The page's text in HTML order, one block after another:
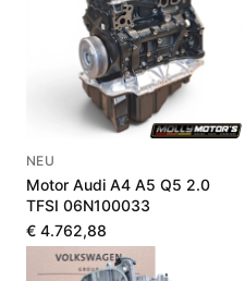
NEU
Motor Audi A4 A5 Q5 2.0
TFSI 06N100033
€ 4.762,88